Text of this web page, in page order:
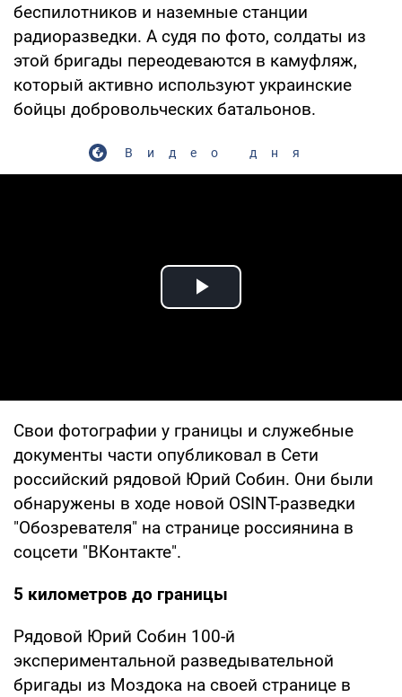
беспилотников и наземные станции
радиоразведки. А судя по фото, солдаты из
этой бригады переодеваются в камуфляж,
который активно используют украинские
бойцы добровольческих батальонов.
Видео дня
Play Video
Свои фотографии у границы и служебные
документы части опубликовал в Сети
российский рядовой Юрий Собин. Они были
обнаружены в ходе новой OSINT-разведки
"Обозревателя" на странице россиянина в
соцсети "ВКонтакте".
5 километров до границы
Рядовой Юрий Собин 100-й
экспериментальной разведывательной
бригады из Моздока на своей странице в